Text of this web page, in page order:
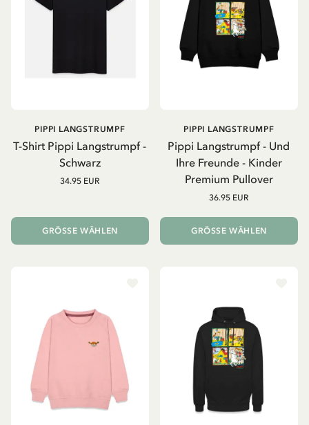
T-Shirt Pippi Langstrumpf -
Schwarz
PIPPI LANGSTRUMPF
34.95 EUR
GRÖSSE WÄHLEN
Pippi Langstrumpf - Und
Ihre Freunde - Kinder
Premium Pullover
PIPPI LANGSTRUMPF
36.95 EUR
GRÖSSE WÄHLEN